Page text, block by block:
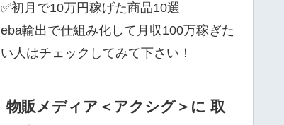
✅初月で10万円稼げた商品10選
eba輸出で仕組み化して月収100万稼ぎた
い人はチェックしてみて下さい！
物販メディア＜アクシグ＞に 取